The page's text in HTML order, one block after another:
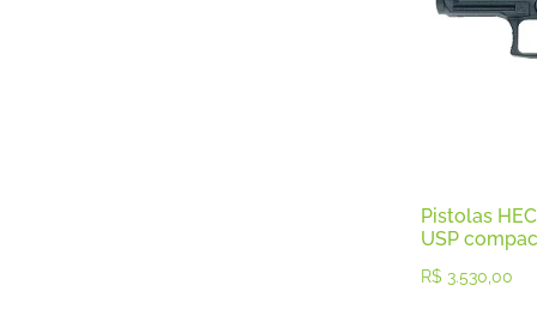
Pistolas
USP
R$ 3.530,00